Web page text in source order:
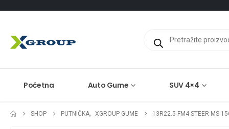
search
Početna Auto Gume SUV 4×4
SHOP PUTNIČKA, XGROUP GUME 13R22.5 FM4 STEER MS